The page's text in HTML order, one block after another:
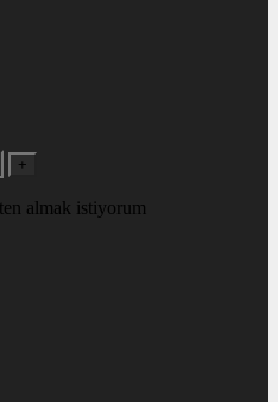
+
almak istiyorum